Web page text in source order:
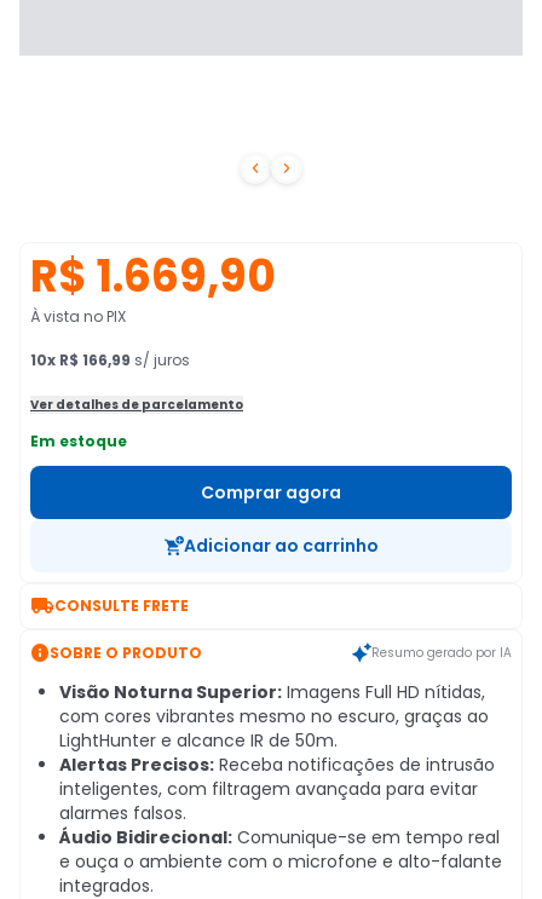
 
R$ 1.669,90
À vista no PIX
10x R$ 166,99 s/ juros
Ver detalhes de parcelamento
Em estoque
Comprar agora
Adicionar ao carrinho
CONSULTE FRETE
SOBRE O PRODUTO Resumo gerado por IA
Visão Noturna Superior: Imagens Full HD nítidas,
com cores vibrantes mesmo no escuro, graças ao
LightHunter e alcance IR de 50m.
Alertas Precisos: Receba notificações de intrusão
inteligentes, com filtragem avançada para evitar
alarmes falsos.
Áudio Bidirecional: Comunique-se em tempo real
e ouça o ambiente com o microfone e alto-falante
integrados.